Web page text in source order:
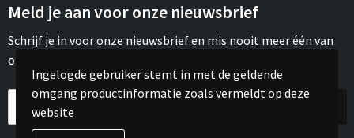
Meld je aan voor onze nieuwsbrief
Schrijf je in voor onze nieuwsbrief en mis nooit meer één van
onze leuke aanbiedingen of updates.
Ingelogde gebruiker stemt in met de geldende
omgang productinformatie zoals vermeldt op deze
website